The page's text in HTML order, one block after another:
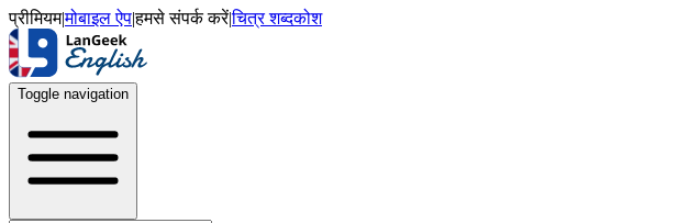
प्रीमियम|मोबाइल ऐप|हमसे संपर्क करें|चित्र शब्दकोश
Toggle navigation